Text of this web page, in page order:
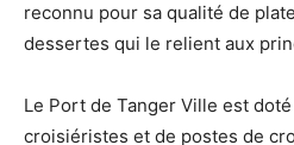
reconnu pour sa qualité de
dessertes qui le relient aux
Le Port de Tanger Ville est doté
croisiéristes et de postes de